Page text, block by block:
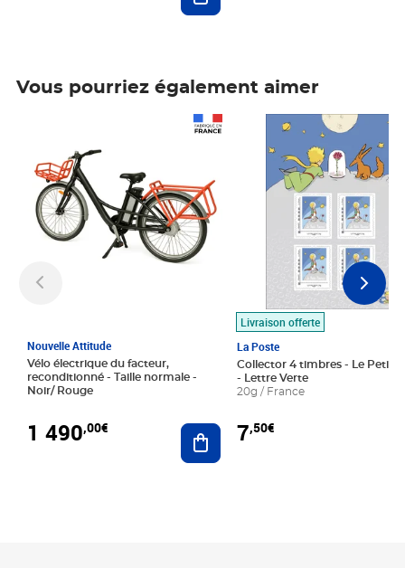
Vous pourriez également aimer
Nouvelle Attitude
Vélo électrique du facteur,
reconditionné - Taille normale -
Noir/ Rouge
1 490,00€ Ajouter au panier
Livraison offerte
La Poste
Collector 4 timbres - Le Petit
- Lettre Verte
20g / France
7,50€
Prix 7,50€